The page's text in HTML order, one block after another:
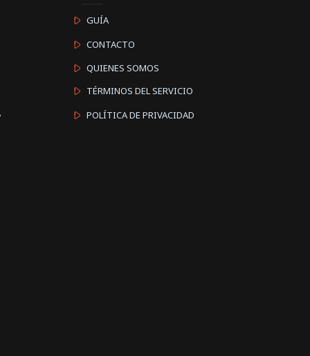
GUÍA
CONTACTO
QUIENES SOMOS
TÉRMINOS DEL SERVICIO
POLÍTICA DE PRIVACIDAD